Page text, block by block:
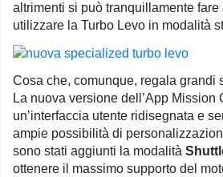
altrimenti si può tranquillamente fare
utilizzare la Turbo Levo in modalità
Cosa che, comunque, regala grandi
La nuova versione dell’App Mission
un’interfaccia utente ridisegnata e
ampie possibilità di
sono stati aggiunti la modalità
ottenere il massimo supporto del